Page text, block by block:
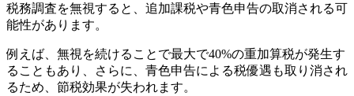
税務調査を無視すると、追加課税や青色申告の取消される可
能性があります。
例えば、無視を続けることで最大で40%の重加算税が発生す
ることもあり、さらに、青色申告による税優遇も取り消され
るため、節税効果が失われます。